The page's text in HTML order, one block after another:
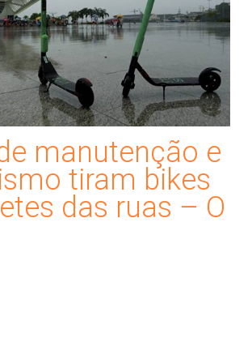
manutenção e
tiram bikes
das ruas – O